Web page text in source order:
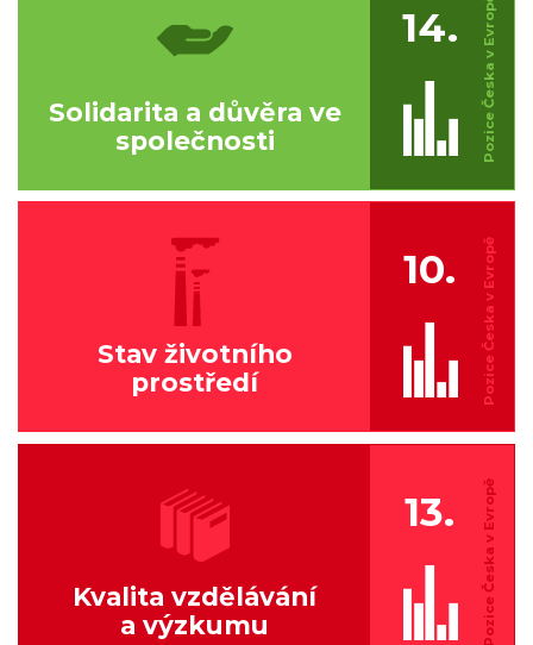
Solidarita a důvěra ve
společnosti
14.
Stav životního
prostředí
10.
Kvalita vzdělávání
a výzkumu
13.